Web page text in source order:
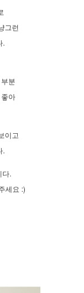
그런
.
분
아
이고
.
.
세요 :)